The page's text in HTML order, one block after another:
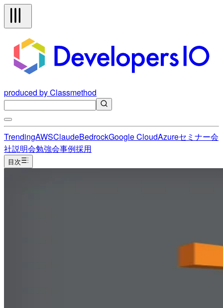
produced by Classmethod
TrendingAWSClaudeBedrockGoogle CloudAzureセミナー会
社説明会勉強会事例採用
目次